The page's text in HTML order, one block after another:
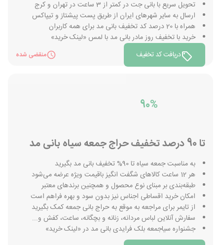
تحویل سریع با بانی جت در کمتر از 3 ساعت در تهران و کرج
ارسال به سایر شهرهای ایران از طریق پست پیشتاز و تیپاکس
همراه با 20 درصد کد تخفیف بانی مد برای همه کاربران
خرید با تخفیف روز مادر بانی مد با لمس «لینک خرید»
دریافت کد تخفیف
منقضی شده
90%
تا 90 درصد تخفیف حراج جمعه سیاه بانی مد
به مناسبت جمعه سیاه تا 90% تخفیف بانی مد بگیرید
هر 12 ساعت کالاهای شگفت انگیز باقیمت ویژه عرضه می‌شود
طبقه‌بندی بر مبنای نوع محصول و همچنین برندهای معتبر
امکان خرید اقساطی اجناس نیز بدون سود و بهره فراهم است
از تایمر برای مراجعه به موقع به حراج بانی جمعه کمک بگیرید
سفارش آنلاین لباس مردانه، زنانه و بچگانه، ساعت، کفش و...
جشنواره سیاجمعه بلک فرایدی بانی مد در «لینک خرید»